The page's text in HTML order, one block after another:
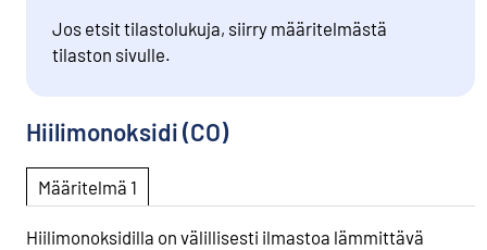
Jos etsit tilastolukuja, siirry määritelmästä
tilaston sivulle.
Hiilimonoksidi (CO)
Määritelmä 1
Hiilimonoksidilla on välillisesti ilmastoa lämmittävä